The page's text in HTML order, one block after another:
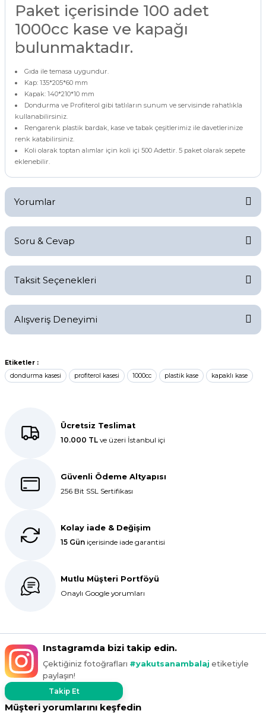
Paket içerisinde 100 adet
1000cc kase ve kapağı
bulunmaktadır.
Gıda ile temasa uygundur.
Kap: 135*205*60 mm
Kapak: 140*210*10 mm
Dondurma ve Profiterol gibi tatlıların sunum ve servisinde rahatlıkla
kullanabilirsiniz.
Rengarenk plastik bardak, kase ve tabak çeşitlerimiz ile davetlerinize
renk katabilirsiniz.
Koli olarak toptan alımlar için koli içi 500 Adettir. 5 paket olarak sepete
eklenebilir.
Yorumlar
Yorum Yaz
Soru & Cevap
Soru Sor
Taksit Seçenekleri
Alışveriş Deneyimi
Kolay bir deneyimdi, teşekkür
ederiz.
Dolphin aynı kalitede . Hızlı kargo
ve teslimat için ayrıca teşekkür
Bir önceki siparişim sorunsuz geldi
sipariş verdim inşallah sıkıntı olmaz
hızlı kargo içinde teşekkürler
kargo hızlı çıkıyor x firma da
G... T... | 19/12/2024
Süper hızlı geldi
Ürünler tam istediğim gibi
Fiyat iyi
Etiketler :
dondurma kasesi
profiterol kasesi 1000cc plastik kase kapaklı kase
Ücretsiz Teslimat
10.000 TL ve üzeri İstanbul içi
Güvenli Ödeme Altyapısı
256 Bit SSL Sertifikası
Kolay iade & Değişim
15 Gün içerisinde iade garantisi
Mutlu Müşteri Portföyü
Onaylı Google yorumları
Instagramda bizi takip edin.
Çektiğiniz fotoğrafları #yakutsanambalaj etiketiyle
paylaşın!
Takip Et
Müşteri yorumlarını keşfedin